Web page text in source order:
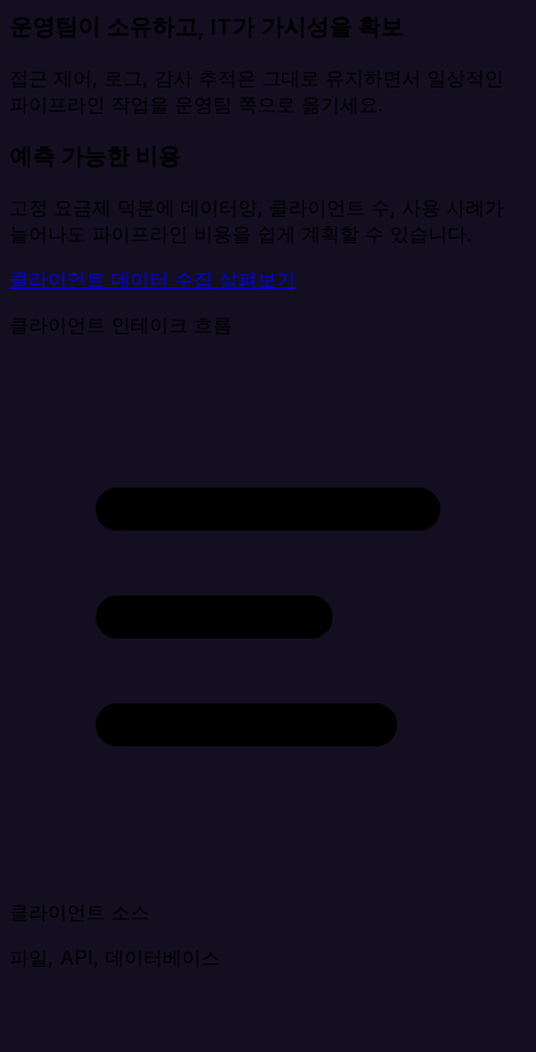
운영팀이 소유하고, IT가 가시성을 확보
접근 제어, 로그, 감사 추적은 그대로 유지하면서 일상적인
파이프라인 작업을 운영팀 쪽으로 옮기세요.
예측 가능한 비용
고정 요금제 덕분에 데이터양, 클라이언트 수, 사용 사례가
늘어나도 파이프라인 비용을 쉽게 계획할 수 있습니다.
클라이언트 데이터 수집 살펴보기
클라이언트 인테이크 흐름
클라이언트 소스
파일, API, 데이터베이스